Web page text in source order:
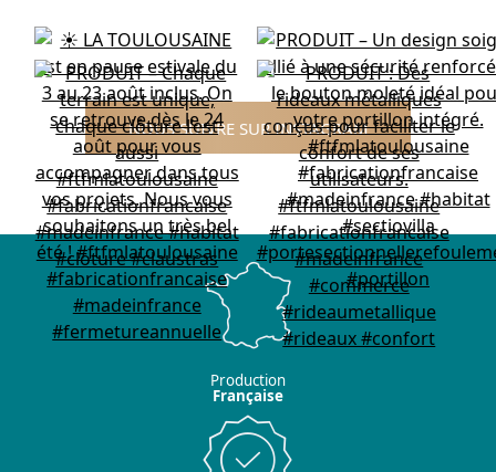
NOUS SUIVRE SUR INSTAGRAM
Production
Française